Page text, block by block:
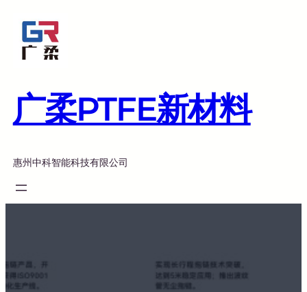
广柔PTFE新材料
惠州中科智能科技有限公司